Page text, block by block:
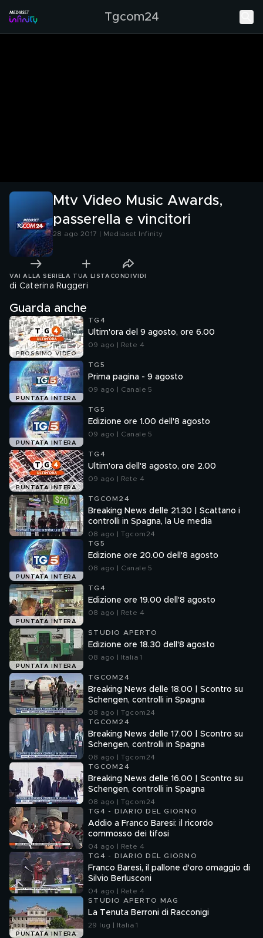
Tgcom24
Mtv Video Music Awards,
passerella e vincitori
28 ago 2017 | Mediaset Infinity
VAI ALLA SERIE LA TUA LISTA CONDIVIDI
di Caterina Ruggeri
Guarda anche
PROSSIMO VIDEO
TG4
Ultim'ora del 9 agosto, ore 6.00
09 ago | Rete 4
PUNTATA INTERA
TG5
Prima pagina - 9 agosto
09 ago | Canale 5
PUNTATA INTERA
TG5
Edizione ore 1.00 dell'8 agosto
09 ago | Canale 5
PUNTATA INTERA
TG4
Ultim'ora dell'8 agosto, ore 2.00
09 ago | Rete 4
TGCOM24
Breaking News delle 21.30 | Scattano i
controlli in Spagna, la Ue media
08 ago | Tgcom24
PUNTATA INTERA
TG5
Edizione ore 20.00 dell'8 agosto
08 ago | Canale 5
PUNTATA INTERA
TG4
Edizione ore 19.00 dell'8 agosto
08 ago | Rete 4
PUNTATA INTERA
STUDIO APERTO
Edizione ore 18.30 dell'8 agosto
08 ago | Italia 1
TGCOM24
Breaking News delle 18.00 | Scontro su
Schengen, controlli in Spagna
08 ago | Tgcom24
TGCOM24
Breaking News delle 17.00 | Scontro su
Schengen, controlli in Spagna
08 ago | Tgcom24
TGCOM24
Breaking News delle 16.00 | Scontro su
Schengen, controlli in Spagna
08 ago | Tgcom24
TG4 - DIARIO DEL GIORNO
Addio a Franco Baresi: il ricordo
commosso dei tifosi
04 ago | Rete 4
TG4 - DIARIO DEL GIORNO
Franco Baresi, il pallone d'oro omaggio di
Silvio Berlusconi
04 ago | Rete 4
PUNTATA INTERA
STUDIO APERTO MAG
La Tenuta Berroni di Racconigi
29 lug | Italia 1